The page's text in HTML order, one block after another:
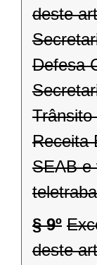
deste
Defesa
Receita
SEAB e
§ 9º
deste